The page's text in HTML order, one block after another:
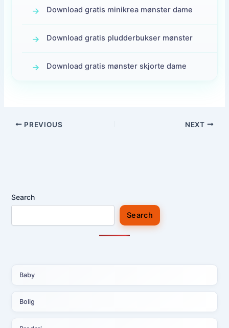
Download gratis minikrea mønster dame
Download gratis pludderbukser mønster
Download gratis mønster skjorte dame
PREVIOUS NEXT
Search
Search
Baby
Bolig